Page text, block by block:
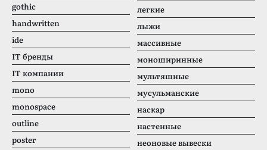
gothic
handwritten
ide
IT бренды
IT компании
mono
monospace
outline
poster
легкие
лыжи
массивные
моноширинные
мультяшные
мусульманские
наскар
настенные
неоновые вывески